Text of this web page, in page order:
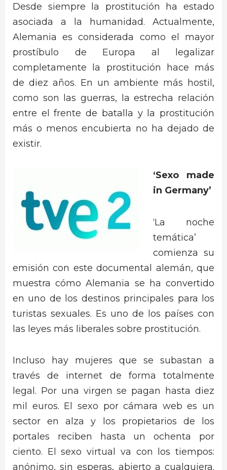
Desde siempre la prostitución ha estado
asociada a la humanidad. Actualmente,
Alemania es considerada como el mayor
prostíbulo de Europa al legalizar
completamente la prostitución hace más
de diez años. En un ambiente más hostil,
como son las guerras, la estrecha relación
entre el frente de batalla y la prostitución
más o menos encubierta no ha dejado de
existir.
‘Sexo made
in Germany’
‘La noche
temática’
comienza su
emisión con este documental alemán, que
muestra cómo Alemania se ha convertido
en uno de los destinos principales para los
turistas sexuales. Es uno de los países con
las leyes más liberales sobre prostitución.
Incluso hay mujeres que se subastan a
través de internet de forma totalmente
legal. Por una virgen se pagan hasta diez
mil euros. El sexo por cámara web es un
sector en alza y los propietarios de los
portales reciben hasta un ochenta por
ciento. El sexo virtual va con los tiempos:
anónimo, sin esperas, abierto a cualquiera.